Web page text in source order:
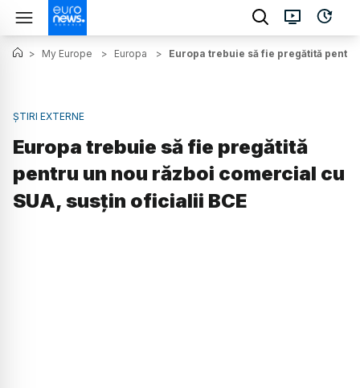
> My Europe > Europa > Europa trebuie să fie pregătită
ȘTIRI EXTERNE
Europa trebuie să fie pregătită
pentru un nou război comercial cu
SUA, susţin oficialii BCE